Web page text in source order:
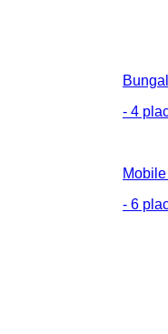
- 4
Mobile
- 6